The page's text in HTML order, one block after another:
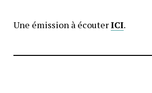
Une émission à écouterICI.